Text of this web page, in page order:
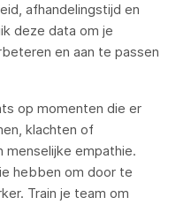
afhandelingstijd en
deze data om je
en aan te passen
op momenten die er
klachten of
empathie.
hebben om door te
Train je team om